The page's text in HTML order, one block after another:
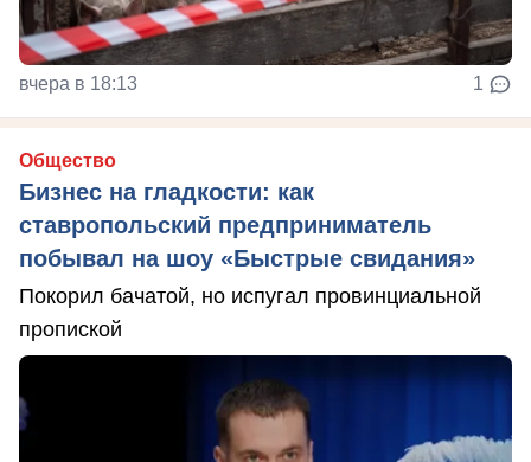
вчера в 18:13 1
Общество
Бизнес на гладкости: как
ставропольский предприниматель
побывал на шоу «Быстрые свидания»
Покорил бачатой, но испугал провинциальной
пропиской